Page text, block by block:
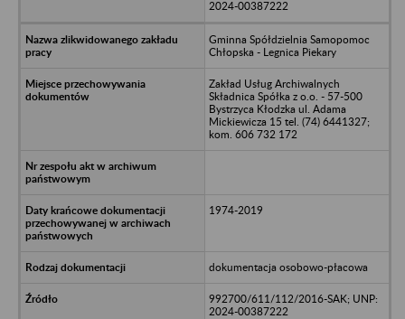
2024-00387222
Gminna Spółdzielnia Samopomoc
Chłopska - Legnica Piekary
Zakład Usług Archiwalnych
Składnica Spółka z o.o. - 57-500
Bystrzyca Kłodzka ul. Adama
Mickiewicza 15 tel. (74) 6441327;
kom. 606 732 172
1974-2019
dokumentacja osobowo-płacowa
992700/611/112/2016-SAK; UNP:
2024-00387222